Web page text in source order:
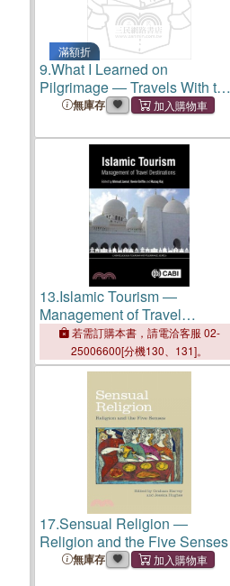
滿額折
9.What I Learned on
Pilgrimage ― Travels With the
Lord Through the World
無庫存
13.Islamic Tourism ―
Management of Travel
Destinations
若需訂購本書，請電洽客服 02-
25006600[分機130、131]。
17.Sensual Religion ―
Religion and the Five Senses
無庫存